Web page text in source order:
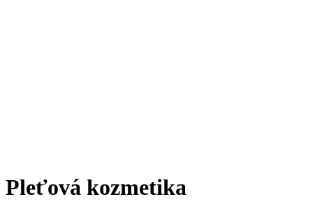
Pleťová kozmetika